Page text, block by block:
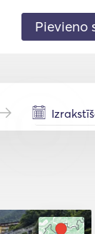
Pievieno